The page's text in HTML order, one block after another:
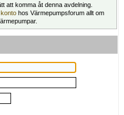
att komma åt denna avdelning.
hos Värmepumpsforum allt om